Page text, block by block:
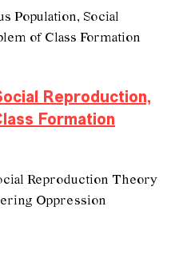
Population, Social
of Class Formation
Reproduction,
Formation
Reproduction Theory
Oppression